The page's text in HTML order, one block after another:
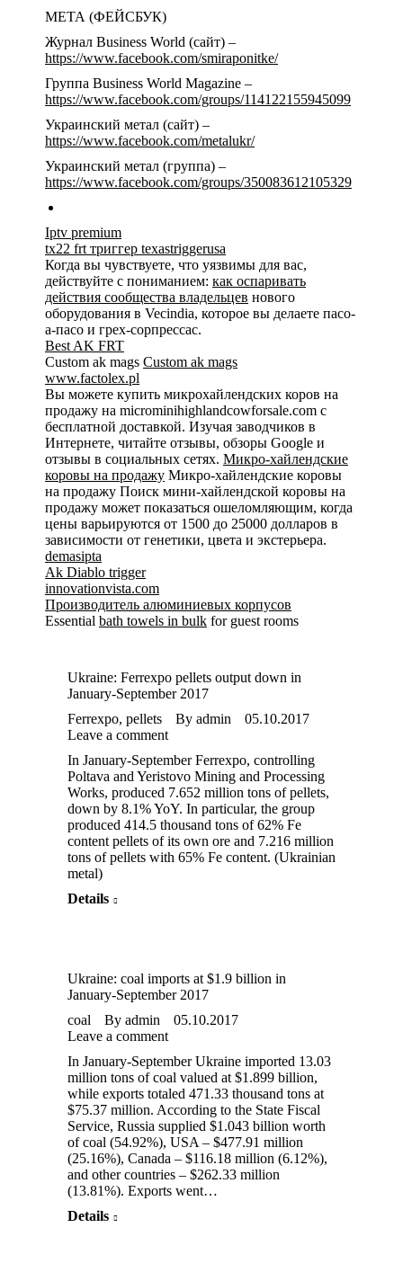
МЕТА (ФЕЙСБУК)
Журнал Business World (сайт) –
https://www.facebook.com/smiraponitke/
Группа Business World Magazine –
https://www.facebook.com/groups/114122155945099
Украинский метал (сайт) –
https://www.facebook.com/metalukr/
Украинский метал (группа) –
https://www.facebook.com/groups/350083612105329
Iptv premium
tx22 frt триггер texastriggerusa
Когда вы чувствуете, что уязвимы для вас,
действуйте с пониманием: как оспаривать
действия сообщества владельцев нового
оборудования в Vecindia, которое вы делаете пасо-
а-пасо и грех-сорпрессас.
Best AK FRT
Custom ak mags Custom ak mags
www.factolex.pl
Вы можете купить микрохайлендских коров на
продажу на microminihighlandcowforsale.com с
бесплатной доставкой. Изучая заводчиков в
Интернете, читайте отзывы, обзоры Google и
отзывы в социальных сетях. Микро-хайлендские
коровы на продажу Микро-хайлендские коровы
на продажу Поиск мини-хайлендской коровы на
продажу может показаться ошеломляющим, когда
цены варьируются от 1500 до 25000 долларов в
зависимости от генетики, цвета и экстерьера.
demasipta
Ak Diablo trigger
innovationvista.com
Производитель алюминиевых корпусов
Essential bath towels in bulk for guest rooms
Ukraine: Ferrexpo pellets output down in
January-September 2017
Ferrexpo, pellets By admin
05.10.2017
Leave a comment
In January-September Ferrexpo, controlling
Poltava and Yeristovo Mining and Processing
Works, produced 7.652 million tons of pellets,
down by 8.1% YoY. In particular, the group
produced 414.5 thousand tons of 62% Fe
content pellets of its own ore and 7.216 million
tons of pellets with 65% Fe content. (Ukrainian
metal)
Details
Ukraine: coal imports at $1.9 billion in
January-September 2017
coal
By admin
05.10.2017
Leave a comment
In January-September Ukraine imported 13.03
million tons of coal valued at $1.899 billion,
while exports totaled 471.33 thousand tons at
$75.37 million. According to the State Fiscal
Service, Russia supplied $1.043 billion worth
of coal (54.92%), USA – $477.91 million
(25.16%), Canada – $116.18 million (6.12%),
and other countries – $262.33 million
(13.81%). Exports went…
Details